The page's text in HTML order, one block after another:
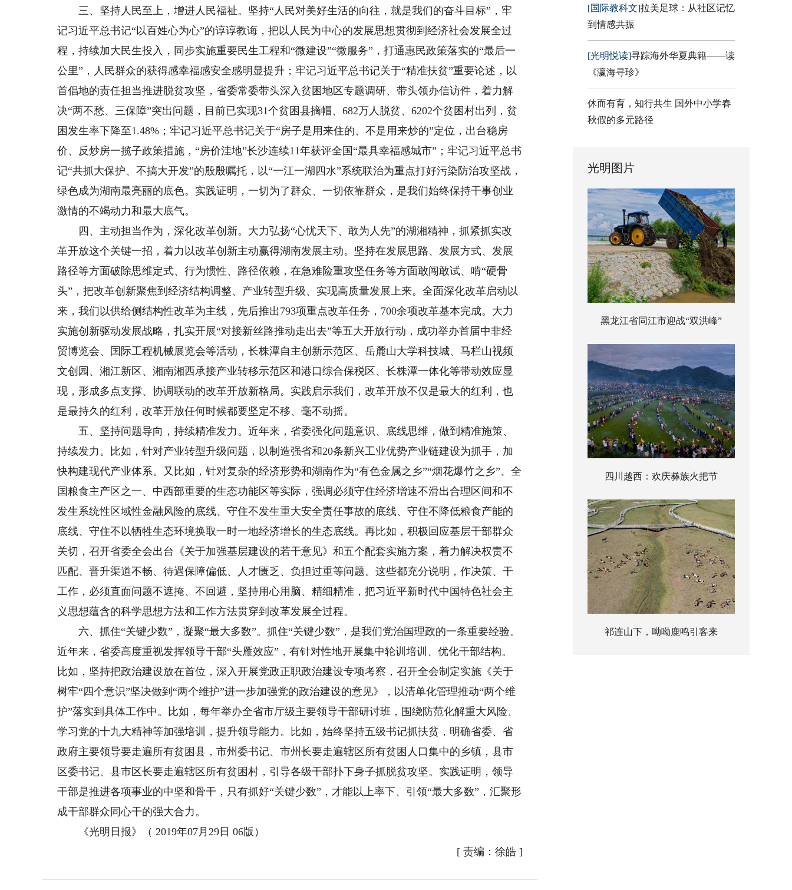
三、坚持人民至上，增进人民福祉。坚持“人民对美好生活的向往，就是我们的奋斗目标”，牢
记习近平总书记“以百姓心为心”的谆谆教诲，把以人民为中心的发展思想贯彻到经济社会发展全过
程，持续加大民生投入，同步实施重要民生工程和“微建设”“微服务”，打通惠民政策落实的“最后一
公里”，人民群众的获得感幸福感安全感明显提升；牢记习近平总书记关于“精准扶贫”重要论述，以
首倡地的责任担当推进脱贫攻坚，省委常委带头深入贫困地区专题调研、带头领办信访件，着力解
决“两不愁、三保障”突出问题，目前已实现31个贫困县摘帽、682万人脱贫、6202个贫困村出列，贫
困发生率下降至1.48%；牢记习近平总书记关于“房子是用来住的、不是用来炒的”定位，出台稳房
价、反炒房一揽子政策措施，“房价洼地”长沙连续11年获评全国“最具幸福感城市”；牢记习近平总书
记“共抓大保护、不搞大开发”的殷殷嘱托，以“一江一湖四水”系统联治为重点打好污染防治攻坚战，
绿色成为湖南最亮丽的底色。实践证明，一切为了群众、一切依靠群众，是我们始终保持干事创业
激情的不竭动力和最大底气。
四、主动担当作为，深化改革创新。大力弘扬“心忧天下、敢为人先”的湖湘精神，抓紧抓实改
革开放这个关键一招，着力以改革创新主动赢得湖南发展主动。坚持在发展思路、发展方式、发展
路径等方面破除思维定式、行为惯性、路径依赖，在急难险重攻坚任务等方面敢闯敢试、啃“硬骨
头”，把改革创新聚焦到经济结构调整、产业转型升级、实现高质量发展上来。全面深化改革启动以
来，我们以供给侧结构性改革为主线，先后推出793项重点改革任务，700余项改革基本完成。大力
实施创新驱动发展战略，扎实开展“对接新丝路推动走出去”等五大开放行动，成功举办首届中非经
贸博览会、国际工程机械展览会等活动，长株潭自主创新示范区、岳麓山大学科技城、马栏山视频
文创园、湘江新区、湘南湘西承接产业转移示范区和港口综合保税区、长株潭一体化等带动效应显
现，形成多点支撑、协调联动的改革开放新格局。实践启示我们，改革开放不仅是最大的红利，也
是最持久的红利，改革开放任何时候都要坚定不移、毫不动摇。
五、坚持问题导向，持续精准发力。近年来，省委强化问题意识、底线思维，做到精准施策、
持续发力。比如，针对产业转型升级问题，以制造强省和20条新兴工业优势产业链建设为抓手，加
快构建现代产业体系。又比如，针对复杂的经济形势和湖南作为“有色金属之乡”“烟花爆竹之乡”、全
国粮食主产区之一、中西部重要的生态功能区等实际，强调必须守住经济增速不滑出合理区间和不
发生系统性区域性金融风险的底线、守住不发生重大安全责任事故的底线、守住不降低粮食产能的
底线、守住不以牺牲生态环境换取一时一地经济增长的生态底线。再比如，积极回应基层干部群众
关切，召开省委全会出台《关于加强基层建设的若干意见》和五个配套实施方案，着力解决权责不
匹配、晋升渠道不畅、待遇保障偏低、人才匮乏、负担过重等问题。这些都充分说明，作决策、干
工作，必须直面问题不遮掩、不回避，坚持用心用脑、精细精准，把习近平新时代中国特色社会主
义思想蕴含的科学思想方法和工作方法贯穿到改革发展全过程。
六、抓住“关键少数”，凝聚“最大多数”。抓住“关键少数”，是我们党治国理政的一条重要经验。
近年来，省委高度重视发挥领导干部“头雁效应”，有针对性地开展集中轮训培训、优化干部结构。
比如，坚持把政治建设放在首位，深入开展党政正职政治建设专项考察，召开全会制定实施《关于
树牢“四个意识”坚决做到“两个维护”进一步加强党的政治建设的意见》，以清单化管理推动“两个维
护”落实到具体工作中。比如，每年举办全省市厅级主要领导干部研讨班，围绕防范化解重大风险、
学习党的十九大精神等加强培训，提升领导能力。比如，始终坚持五级书记抓扶贫，明确省委、省
政府主要领导要走遍所有贫困县，市州委书记、市州长要走遍辖区所有贫困人口集中的乡镇，县市
区委书记、县市区长要走遍辖区所有贫困村，引导各级干部扑下身子抓脱贫攻坚。实践证明，领导
干部是推进各项事业的中坚和骨干，只有抓好“关键少数”，才能以上率下、引领“最大多数”，汇聚形
成干部群众同心干的强大合力。
《光明日报》（ 2019年07月29日 06版）
[ 责编：徐皓]
[国际教科文]拉美足球：从社区记忆
到情感共振
[光明悦读]寻踪海外华夏典籍——读
《瀛海寻珍》
休而有育，知行共生 国外中小学春
秋假的多元路径
光明图片
黑龙江省同江市迎战“双洪峰”
四川越西：欢庆彝族火把节
祁连山下，呦呦鹿鸣引客来